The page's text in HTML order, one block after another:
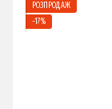
РОЗПРОДАЖ
−17%